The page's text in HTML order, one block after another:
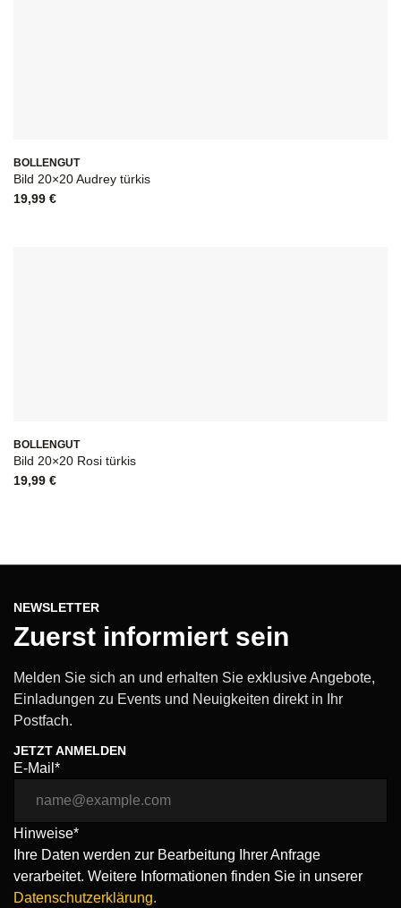
BOLLENGUT
Bild 20×20 Audrey türkis
19,99 €
BOLLENGUT
Bild 20×20 Rosi türkis
19,99 €
NEWSLETTER
Zuerst informiert sein
Melden Sie sich an und erhalten Sie exklusive Angebote,
Einladungen zu Events und Neuigkeiten direkt in Ihr
Postfach.
JETZT ANMELDEN
E-Mail*
Hinweise*
Ihre Daten werden zur Bearbeitung Ihrer Anfrage
verarbeitet. Weitere Informationen finden Sie in unserer
Datenschutzerklärung.